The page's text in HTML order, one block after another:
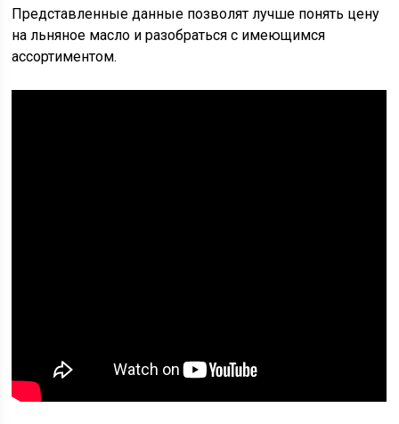
Представленные данные позволят лучше понять цену
на льняное масло и разобраться с имеющимся
ассортиментом.